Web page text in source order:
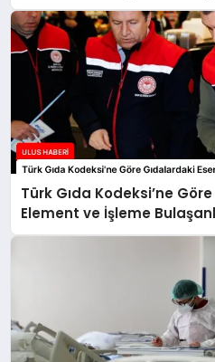
Türk Gıda Kodeksi’ne
Element ve İşleme